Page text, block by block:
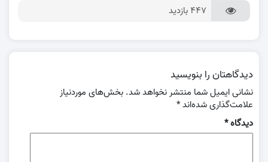
447 بازدید
دیدگاهتان را بنویسید
نشانی ایمیل شما منتشر نخواهد شد. بخش‌های موردنیاز
علامت‌گذاری شده‌اند*
دیدگاه*